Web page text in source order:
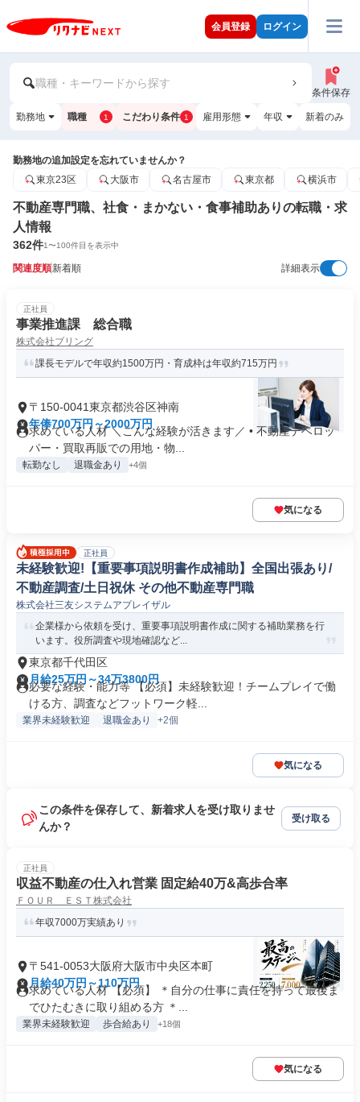
会員登録 ログイン
職種・キーワードから探す
条件保存
勤務地 職種 1 こだわり条件 1 雇用形態 年収 新着のみ
勤務地の追加設定を忘れていませんか？
東京23区
大阪市 名古屋市 東京都 横浜市
不動産専門職、社食・まかない・食事補助ありの転職・求
人情報
362件1〜100件目を表示中
関連度順新着順 詳細表示
正社員
事業推進課 総合職
株式会社ブリング
課長モデルで年収約1500万円・育成枠は年収約715万円
〒150-0041東京都渋谷区神南
年俸700万円～2000万円
求めている人材 ＼こんな経験が活きます／ • 不動産デベロッ
パー・買取再販での用地・物...
転勤なし 退職金あり +4個
気になる
正社員
未経験歓迎!【重要事項説明書作成補助】全国出張あり/
不動産調査/土日祝休 その他不動産専門職
株式会社三友システムアプレイザル
企業様から依頼を受け、重要事項説明書作成に関する補助業務を行
います。役所調査や現地確認など...
東京都千代田区
月給25万円～34万3800円
必要な経験・能力等 【必須】未経験歓迎！チームプレイで働
ける方、調査などフットワーク軽...
業界未経験歓迎 退職金あり +2個
気になる
この条件を保存して、新着求人を受け取りませ
んか？
受け取る
正社員
収益不動産の仕入れ営業 固定給40万&高歩合率
ＦＯＵＲ ＥＳＴ株式会社
年収7000万実績あり
〒541-0053大阪府大阪市中央区本町
月給40万円～110万円
求めている人材 【必須】 ＊自分の仕事に責任を持って最後ま
でひたむきに取り組める方 ＊...
業界未経験歓迎 歩合給あり +18個
気になる